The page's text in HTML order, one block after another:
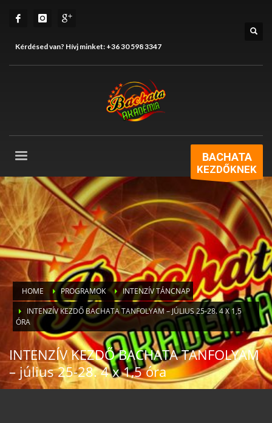
Kérdésed van? Hívj minket: +36 30 598 3347
BACHATA
KEZDŐKNEK
HOME PROGRAMOK
INTENZÍV TÁNCNAP
INTENZÍV KEZDŐ BACHATA TANFOLYAM – JÚLIUS 25-28. 4 X 1,5
ÓRA
INTENZÍV KEZDŐ BACHATA TANFOLYAM
– július 25-28. 4 x 1,5 óra